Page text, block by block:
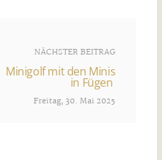
NÄCHSTER BEITRAG
Minigolf mit den Minis
in Fügen
Freitag, 30. Mai 2025